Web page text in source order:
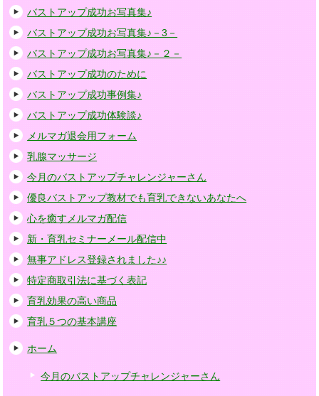
バストアップ成功お写真集♪
バストアップ成功お写真集♪－3－
バストアップ成功お写真集♪－２－
バストアップ成功のために
バストアップ成功事例集♪
バストアップ成功体験談♪
メルマガ退会用フォーム
乳腺マッサージ
今月のバストアップチャレンジャーさん
優良バストアップ教材でも育乳できないあなたへ
心を癒すメルマガ配信
新・育乳セミナーメール配信中
無事アドレス登録されました♪♪
特定商取引法に基づく表記
育乳効果の高い商品
育乳５つの基本講座
ホーム
今月のバストアップチャレンジャーさん